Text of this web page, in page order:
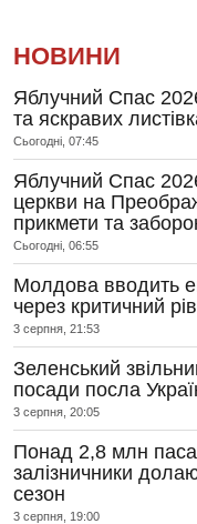
НОВИНИ
Яблучний Спас
та яскравих
Сьогодні, 07:45
Яблучний Спас
церкви на
прикмети та
Сьогодні, 06:55
Молдова вводить
через критичний
3 серпня, 21:53
Зеленський
посади посла
3 серпня, 20:05
Понад 2,8 млн
залізничники
сезон
3 серпня, 19:00